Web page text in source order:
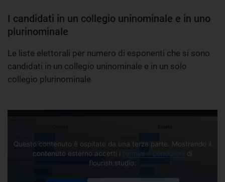
I candidati in un collegio uninominale e in uno
plurinominale
Le liste elettorali per numero di esponenti che si sono
candidati in un collegio uninominale e in un solo
collegio plurinominale
Questo contenuto è ospitato da una terza parte. Mostrando il
contenuto esterno accetti i termini e condizioni di
flourish.studio.